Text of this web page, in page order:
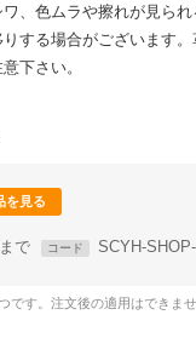
、色ムラや擦れが見られ
する場合がございます。
下さい。
を見る
で コード SCYH-
す。注文後の適用はできませ